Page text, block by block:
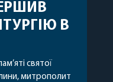
В
святої
митрополит